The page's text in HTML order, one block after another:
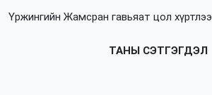
Үржингийн Жамсран гавьяат цол хүртлээ
ТАНЫ СЭТГЭГДЭЛ